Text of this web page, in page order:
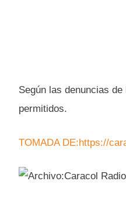
Según las denuncias
permitidos.
TOMADA DE:https://